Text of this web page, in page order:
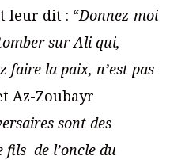
leur dit : “Donnez-moi
sur Ali qui,
faire la paix, n’est pas
Az-Zoubayr
sont des
fils de l’oncle du